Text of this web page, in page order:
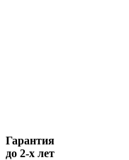
Гарантия
до 2-х лет